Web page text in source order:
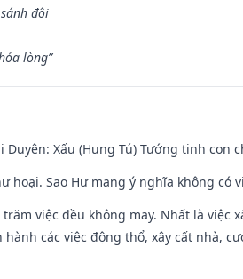
đôi
lòng”
Duyên: Xấu (Hung Tú) Tướng tinh con
hoại. Sao Hư mang ý nghĩa không có
trăm việc đều không may. Nhất là
các việc động thổ, xây cất nhà,